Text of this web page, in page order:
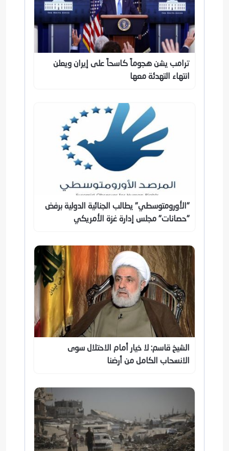
ترامب يشن هجوماً كاسحاً على إيران ويعلن
انتهاء التهدئة معها
"الأورومتوسطي" يطالب الجنائية الدولية برفض
"حصانات" مجلس إدارة غزة الأمريكي
الشيخ قاسم: لا خيار أمام الاحتلال سوى
الانسحاب الكامل من أرضنا